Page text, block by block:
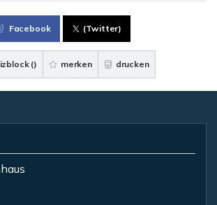
Facebook (Twitter)
() merken drucken